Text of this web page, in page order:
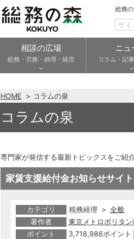
総務
相談の広場
総務・労務・経理・経営
ニュ
コラム・記
HOME コラムの泉
コラムの泉
専門家が発信する最新トピックスをご紹
家賃支援給付金お知らせサイ
カテゴリ 税務経理 > 全般
著作者
東京メトロポリタ
ポイント
3,718,986ポイント